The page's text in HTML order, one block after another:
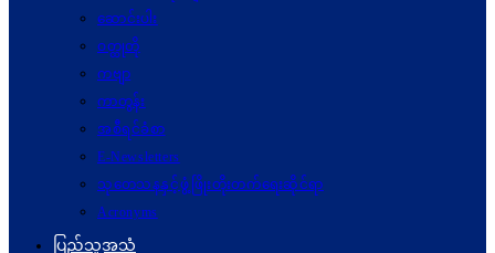
ဆောင်းပါး
ဝတ္ထုတို
ကဗျာ
ကာတွန်း
အစီရင်ခံစာ
E-Newsletters
သုတေသနနှင့်ဖွံ့ဖြိုးတိုးတက်ရေးဆိုင်ရာ
Acronyms
ပြည်သူ့အသံ